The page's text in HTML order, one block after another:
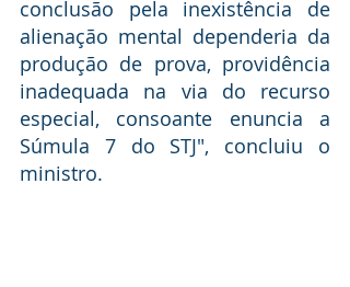
conclusão pela inexistência de
alienação mental dependeria da
produção de prova, providência
inadequada na via do recurso
especial, consoante enuncia a
Súmula 7 do STJ", concluiu o
ministro.